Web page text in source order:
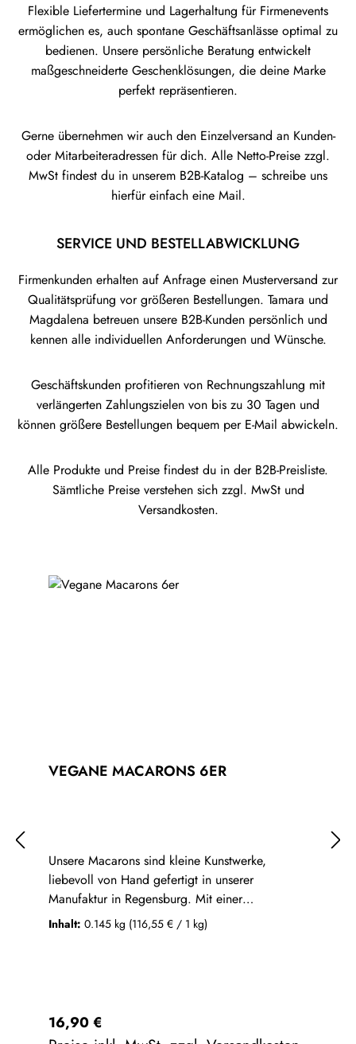
Flexible Liefertermine und Lagerhaltung für Firmenevents
ermöglichen es, auch spontane Geschäftsanlässe optimal zu
bedienen. Unsere persönliche Beratung entwickelt
maßgeschneiderte Geschenklösungen, die deine Marke
perfekt repräsentieren.
Gerne übernehmen wir auch den Einzelversand an Kunden-
oder Mitarbeiteradressen für dich. Alle Netto-Preise zzgl.
MwSt findest du in unserem B2B-Katalog – schreibe uns
hierfür einfach eine Mail.
SERVICE UND BESTELLABWICKLUNG
Firmenkunden erhalten auf Anfrage einen Musterversand zur
Qualitätsprüfung vor größeren Bestellungen. Tamara und
Magdalena betreuen unsere B2B-Kunden persönlich und
kennen alle individuellen Anforderungen und Wünsche.
Geschäftskunden profitieren von Rechnungszahlung mit
verlängerten Zahlungszielen von bis zu 30 Tagen und
können größere Bestellungen bequem per E-Mail abwickeln.
Alle Produkte und Preise findest du in der B2B-Preisliste.
Sämtliche Preise verstehen sich zzgl. MwSt und
Versandkosten.
Produktgalerie überspringen
VEGANE MACARONS 6ER
Unsere Macarons sind kleine Kunstwerke,
liebevoll von Hand gefertigt in unserer
Manufaktur in Regensburg. Mit einer
Leidenschaft für nachhaltige und faire
Schokolade kombinieren wir das Beste aus
und der Dominikanischen
Republik. Umschlossen von einem knackigen
Inhalt: 0.145 kg (116,55 € / 1 kg)
Regulärer Preis:
16,90 €